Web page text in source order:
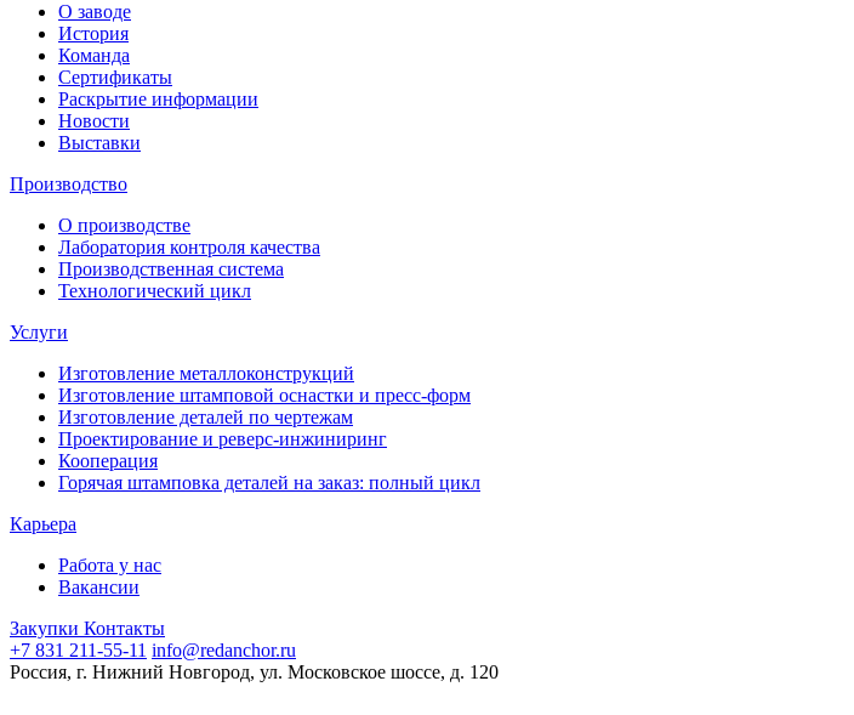
О заводе
История
Команда
Сертификаты
Раскрытие информации
Новости
Выставки
Производство
О производстве
Лаборатория контроля качества
Производственная система
Технологический цикл
Услуги
Изготовление металлоконструкций
Изготовление штамповой оснастки и пресс-форм
Изготовление деталей по чертежам
Проектирование и реверс-инжиниринг
Кооперация
Горячая штамповка деталей на заказ: полный цикл
Карьера
Работа у нас
Вакансии
Закупки Контакты
+7 831 211-55-11 info@redanchor.ru
Россия, г. Нижний Новгород, ул. Московское шоссе, д. 120